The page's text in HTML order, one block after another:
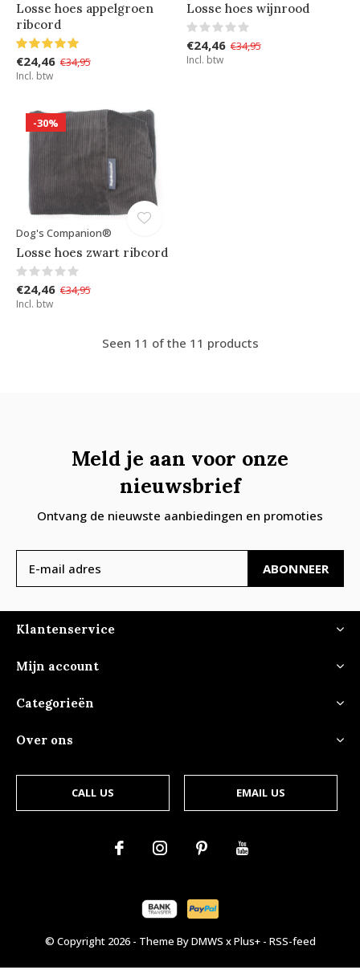
Losse hoes appelgroen
ribcord
€24,46 €34,95
Incl. btw
Losse hoes wijnrood
€24,46 €34,95
Incl. btw
-30%
Dog's Companion®
Losse hoes zwart ribcord
€24,46 €34,95
Incl. btw
Seen 11 of the 11 products
Meld je aan voor onze
nieuwsbrief
Ontvang de nieuwste aanbiedingen en promoties
ABONNEER
Klantenservice
Mijn account
Categorieën
Over ons
CALL US EMAIL US
© Copyright 2026- Theme ByDMWS xPlus+- RSS-feed